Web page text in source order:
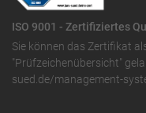
ISO 9001 - Zertifiziertes
Sie können das Zertifikat
"Prüfzeichenübersicht"
sued.de/management-